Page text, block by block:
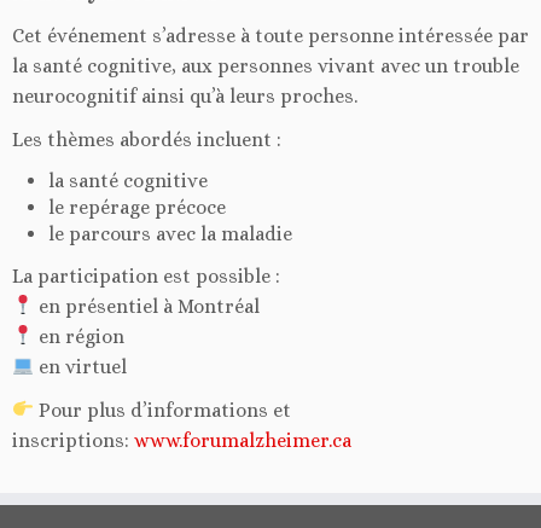
Cet événement s’adresse à toute personne intéressée par
la santé cognitive, aux personnes vivant avec un trouble
neurocognitif ainsi qu’à leurs proches.
Les thèmes abordés incluent :
la santé cognitive
le repérage précoce
le parcours avec la maladie
La participation est possible :
en présentiel à Montréal
en région
en virtuel
Pour plus d’informations et
inscriptions: www.forumalzheimer.ca